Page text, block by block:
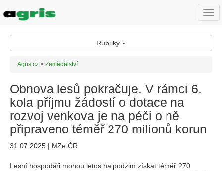
Rubriky
Agris.cz > Zemědělství
Obnova lesů pokračuje. V rámci 6.
kola příjmu žádostí o dotace na
rozvoj venkova je na péči o ně
připraveno téměř 270 milionů korun
31.07.2025 | MZe ČR
Lesní hospodáři mohou letos na podzim získat téměř 270